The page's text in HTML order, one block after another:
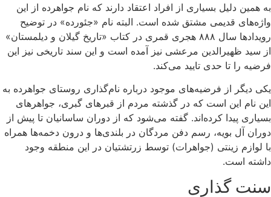
به همین دلیل بسیاری از افراد اعتقاد دارند که نام جواهرده از این
واژه‌های قدیمی مشتق شده است. البته نام «جئورده» در توضیح
رویدادها سال ۸۸۸ هجری قمری در کتاب «تاریخ گیلان و دیلمستان»
از سید ظهیرالدین مرعشی نیز آمده است و این سند تاریخی نیز این
فرضیه را تا حدی تایید می‌کند.
یکی دیگر از فرضیه‌های موجود درباره نام‌گذاری روستای جواهرده به
این نام این است که در گذشته مردم از قبرهای گبری، جواهرهای
بسیاری پیدا کرده‌اند. گفته می‌شود که از دوران ساسانیان تا پیش از
دوران آل بویه، رسم دفن مردگان در بلندی‌ها و درون دخمه‌ها همراه
با لوازم زینتی (جواهرات) توسط زرتشتیان در این منطقه وجود
داشته است.
سنت گذاری